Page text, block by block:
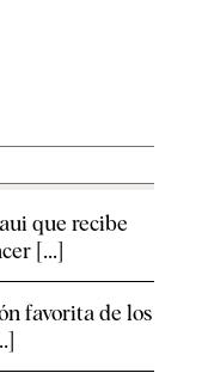
que recibe
[...]
favorita de los